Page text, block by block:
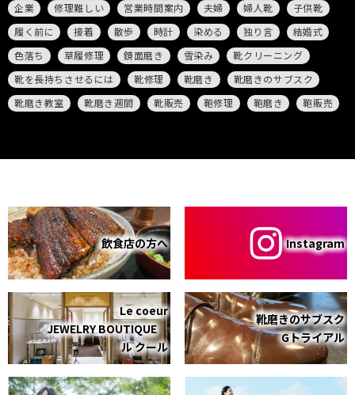
企業
修理難しい 営業時間案内 夫婦 婦人靴
子供靴
履く前に
接着 散歩 時計 染める 独り言
結婚式
色落ち
草履修理 鏡面磨き 雪染み
靴クリーニング
靴を長持ちさせるには
靴修理 靴磨き
靴磨きのサブスク
靴磨き教室
靴磨き週間 靴販売 鞄修理 鞄磨き 鞄販売
飲食店の方へ Instagram
Le coeur
JEWELRY BOUTIQUE
ル クール
靴磨きのサブスク
Gトライアル